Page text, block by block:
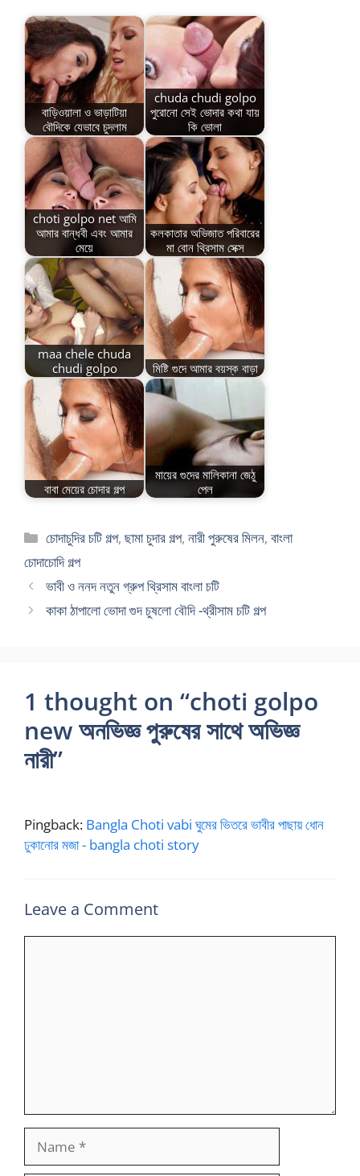
বাড়িওয়ালা ও ভাড়াটিয়া
বৌদিকে যেভাবে চুদলাম
chuda chudi golpo
পুরোনো সেই ভোদার কথা যায়
কি ভোলা
choti golpo net আমি
আমার বান্ধবী এবং আমার
মেয়ে
কলকাতার অভিজাত পরিবারের
মা বোন থ্রিসাম সেক্স
maa chele chuda
chudi golpo
মিষ্টি গুদে আমার বয়স্ক বাড়া
বাবা মেয়ের চোদার গল্প
মায়ের গুদের মালিকানা জেঠু
পেল
Categories
চোদাচুদির চটি গল্প,ছামা চুদার গল্প,নারী পুরুষের মিলন,বাংলা
চোদাচোদি গল্প
ভাবী ও ননদ নতুন গ্রুপ থ্রিসাম বাংলা চটি
কাকা ঠাপালো ভোদা গুদ চুষলো বৌদি -থ্রীসাম চটি গল্প
1 thought on “choti golpo
new অনভিজ্ঞ পুরুষের সাথে অভিজ্ঞ
নারী”
Pingback: Bangla Choti vabi ঘুমের ভিতরে ভাবীর পাছায় ধোন
ঢুকানোর মজা - bangla choti story
Leave a Comment